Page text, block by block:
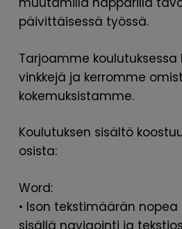
päivittäisessä työssä.
Tarjoamme
vinkkejä ja kerromme
kokemuksistamme.
Koulutuksen sisältö
osista:
Word:
• Ison tekstimäärän
sisällä navigointi ja